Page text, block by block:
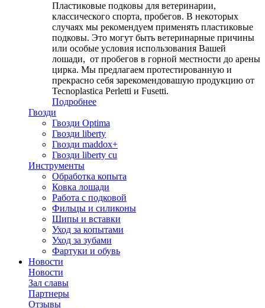
Пластиковые подковы для ветеринарии,
классического спорта, пробегов. В некоторых
случаях мы рекомендуем применять пластиковые
подковы. Это могут быть ветеринарные причины
или особые условия использования Вашей
лошади, от пробегов в горной местности до арены
цирка. Мы предлагаем протестированную и
прекрасно себя зарекомендовашую продукцию от
Tecnoplastica Perletti и Fusetti.
Подробнее
Гвозди
Гвозди Optima
Гвозди liberty
Гвозди maddox+
Гвозди liberty cu
Инструменты
Обработка копыта
Ковка лошади
Работа с подковой
Фильцы и силиконы
Шипы и вставки
Уход за копытами
Уход за зубами
Фартуки и обувь
Новости
Новости
Зал славы
Партнеры
Отзывы